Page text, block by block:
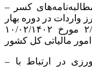
– رفع مشکل فعالان اقتصادی در ارتباط با مطالبه‌نامه‌های کسر
در دوره بهار
۱۴۰۱ طی دستورالعمل شماره ۲/۱۴۰۲/۲۰۰ مورخ ۱۰/۰۲/۱۴۰۲
مالیاتی کل کشور
– رفع مشکل صادرکنندگان محصولات کشاورزی در ارتباط با